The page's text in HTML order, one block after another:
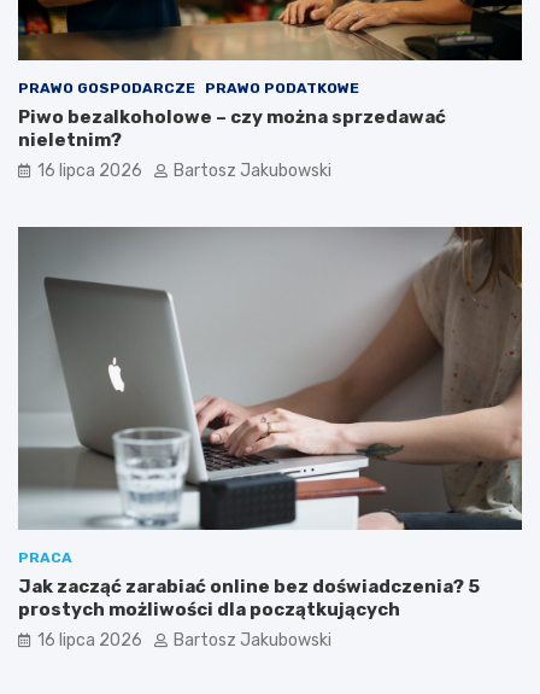
PRAWO GOSPODARCZE PRAWO PODATKOWE
Piwo bezalkoholowe – czy można sprzedawać
nieletnim?
16 lipca 2026 Bartosz Jakubowski
PRACA
Jak zacząć zarabiać online bez doświadczenia? 5
prostych możliwości dla początkujących
16 lipca 2026 Bartosz Jakubowski